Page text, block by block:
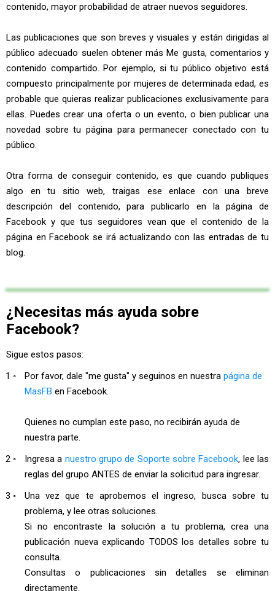
contenido, mayor probabilidad de atraer nuevos seguidores.
Las publicaciones que son breves y visuales y están dirigidas al
público adecuado suelen obtener más Me gusta, comentarios y
contenido compartido. Por ejemplo, si tu público objetivo está
compuesto principalmente por mujeres de determinada edad, es
probable que quieras realizar publicaciones exclusivamente para
ellas. Puedes crear una oferta o un evento, o bien publicar una
novedad sobre tu página para permanecer conectado con tu
público.
Otra forma de conseguir contenido, es que cuando publiques
algo en tu sitio web, traigas ese enlace con una breve
descripción del contenido, para publicarlo en la página de
Facebook y que tus seguidores vean que el contenido de la
página en Facebook se irá actualizando con las entradas de tu
blog.
¿Necesitas más ayuda sobre
Facebook?
Sigue estos pasos:
Por favor, dale "me gusta" y seguinos en nuestra página de
MasFB en Facebook.
Quienes no cumplan este paso, no recibirán ayuda de
nuestra parte.
Ingresa a nuestro grupo de Soporte sobre Facebook, lee las
reglas del grupo ANTES de enviar la solicitud para ingresar.
Una vez que te aprobemos el ingreso, busca sobre tu
problema, y lee otras soluciones.
Si no encontraste la solución a tu problema, crea una
publicación nueva explicando TODOS los detalles sobre tu
consulta.
Consultas o publicaciones sin detalles se eliminan
directamente.